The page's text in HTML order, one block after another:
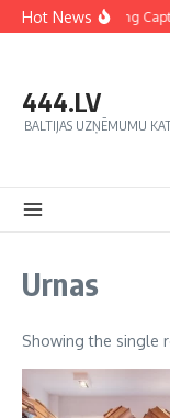
Hot NewsCrafting
444.LV
BALTIJAS UZŅĒMUMU
Urnas
Showing the single